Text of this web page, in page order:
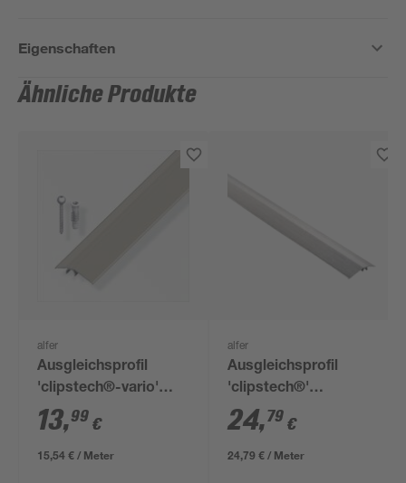
Eigenschaften
Ähnliche Produkte
alfer
Ausgleichsprofil
'clipstech®-vario'
Aluminium titanfarben
900 x 40 mm
13,99 €
15,54 € / Meter
alfer
Ausgleichsprofil
'clipstech®'
Aluminium silber 1000
x 56 mm
24,79 €
24,79 € / Meter